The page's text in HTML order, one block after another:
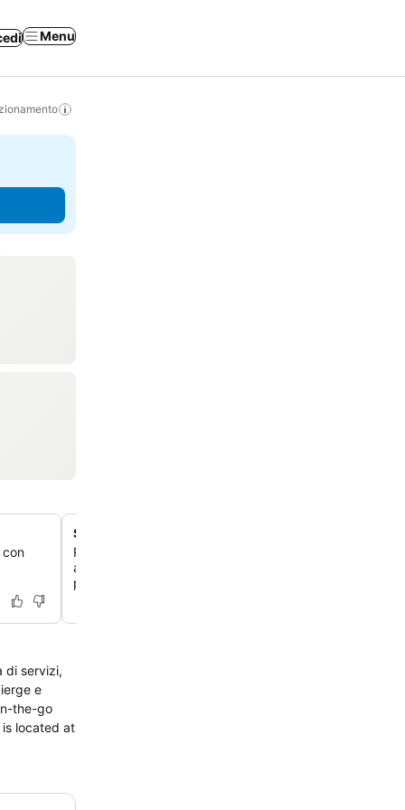
Menu
con
Strutture spa e benessere curate
Rigenerati presso The Spa Wellness, che offre una
accuratamente selezionata di trattamenti e massaggi in
pulito e dai toni bianchi.
di servizi,
e
the-go
located at